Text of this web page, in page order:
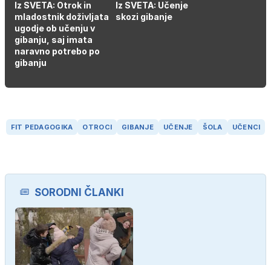
Iz SVETA: Otrok in
mladostnik doživljata
ugodje ob učenju v
gibanju, saj imata
naravno potrebo po
gibanju
Iz SVETA: Učenje
skozi gibanje
FIT PEDAGOGIKA OTROCI GIBANJE UČENJE ŠOLA UČENCI
SORODNI ČLANKI